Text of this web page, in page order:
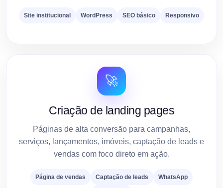
Site institucional WordPress SEO básico Responsivo
🚀
Criação de landing pages
Páginas de alta conversão para campanhas,
serviços, lançamentos, imóveis, captação de leads e
vendas com foco direto em ação.
Página de vendas Captação de leads WhatsApp